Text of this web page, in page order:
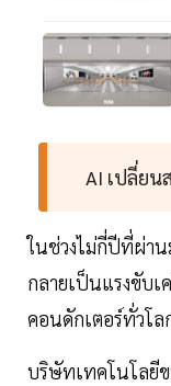
AI เปลี่ย
ในช่วงไม่กี่ปีที่ผ่าน
กลายเป็นแรงขับ
คอนดักเตอร์ทั่วโล
บริษัทเทคโนโลยีข